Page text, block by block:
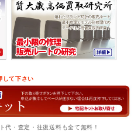
して下さい
代・査定・往復送料も全て無料！